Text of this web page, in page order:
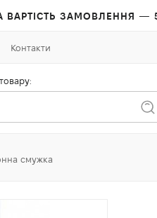
ВАРТІСТЬ ЗАМОВЛЕННЯ —
Контакти
смужка